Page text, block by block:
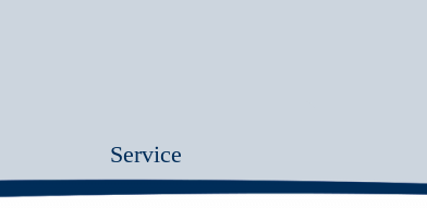
Service